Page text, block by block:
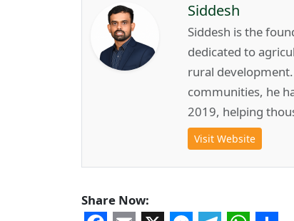
Siddesh
Siddesh is the
dedicated to
rural
communities, he
2019, helping
Visit Website
Share Now: